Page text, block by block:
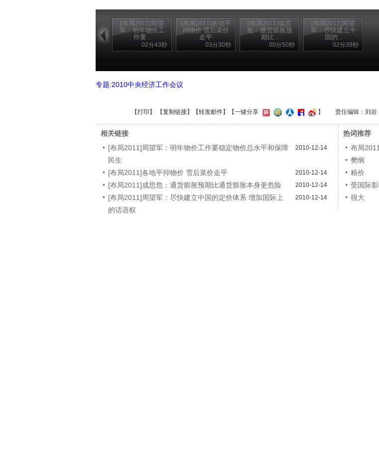
[布局2011]周望
军：明年物价工
作要...
02分43秒
[布局2011]各地平
抑物价 雪后菜价
走平
03分30秒
[布局2011]成思
危：通货膨胀预
期比...
00分50秒
[布局2011]周望
军：尽快建立中
国的...
02分39秒
专题:2010中央经济工作会议
【打印 】 【复制链接】【转发邮件】 【一键分享 】 责任编辑：刘岩
相关链接
[布局2011]周望军：明年物价工作要稳定物价总水平和保障
民生
2010-12-14
[布局2011]各地平抑物价 雪后菜价走平 2010-12-14
[布局2011]成思危：通货膨胀预期比通货膨胀本身更危险 2010-12-14
[布局2011]周望军：尽快建立中国的定价体系 增加国际上
的话语权
2010-12-14
热词推荐
布局2011
樊纲
粮价
受国际
很大